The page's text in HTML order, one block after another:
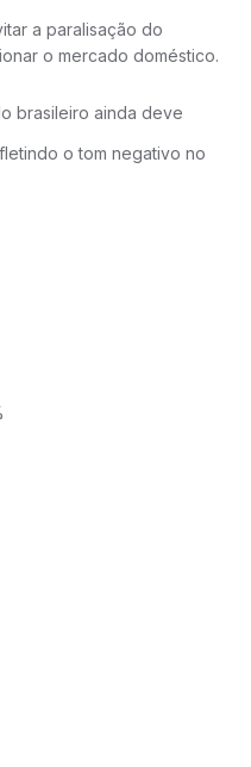
a paralisação do
o mercado doméstico.
brasileiro ainda deve
o tom negativo no